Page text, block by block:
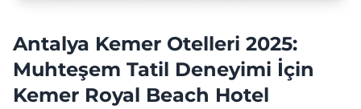
Antalya Kemer Otelleri 2025:
Muhteşem Tatil Deneyimi İçin
Kemer Royal Beach Hotel